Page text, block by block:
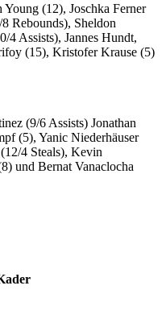
(12), Joschka Ferner
Rebounds), Sheldon
4 Assists), Jannes Hundt,
(15), Kristofer Krause (5)
(9/6 Assists) Jonathan
(5), Yanic Niederhäuser
4 Steals), Kevin
und Bernat Vanaclocha